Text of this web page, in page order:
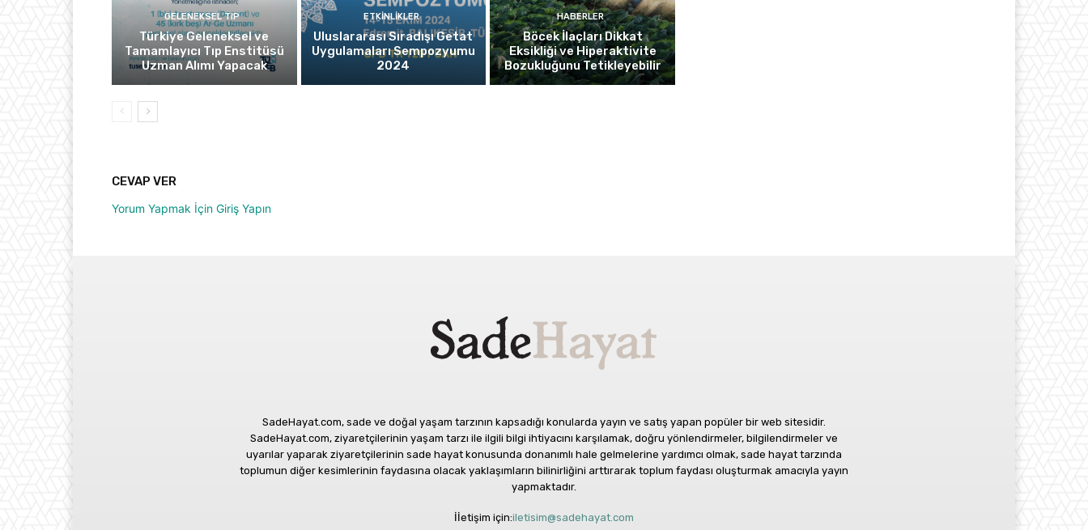
GELENEKSEL TIP
Türkiye Geleneksel ve
Tamamlayıcı Tıp Enstitüsü
Uzman Alımı Yapacak
ETKINLIKLER
Uluslararası Sıradışı Getat
Uygulamaları Sempozyumu
2024
HABERLER
Böcek İlaçları Dikkat
Eksikliği ve Hiperaktivite
Bozukluğunu Tetikleyebilir
CEVAP VER
Yorum Yapmak İçin Giriş Yapın
SadeHayat.com, sade ve doğal yaşam tarzının kapsadığı konularda yayın ve satış yapan popüler bir web sitesidir.
SadeHayat.com, ziyaretçilerinin yaşam tarzı ile ilgili bilgi ihtiyacını karşılamak, doğru yönlendirmeler, bilgilendirmeler ve
uyarılar yaparak ziyaretçilerinin sade hayat konusunda donanımlı hale gelmelerine yardımcı olmak, sade hayat tarzında
toplumun diğer kesimlerinin faydasına olacak yaklaşımların bilinirliğini arttırarak toplum faydası oluşturmak amacıyla yayın
yapmaktadır.
İİetişim için:iletisim@sadehayat.com